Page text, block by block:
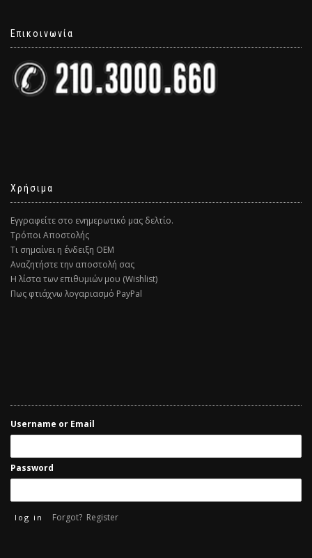
Επικοινωνία
Χρήσιμα
Εγγραφείτε στο ενημερωτικό μας δελτίο.
Τρόποι Αποστολής
Τι σημαίνει η ένδειξη ΟΕΜ
Αναζητήστε την αποστολή σας
Η λίστα των επιθυμιών μου (Wishlist)
Πως φτιάχνω λογαριασμό PayPal
Username or Email
Password
Forgot? Register